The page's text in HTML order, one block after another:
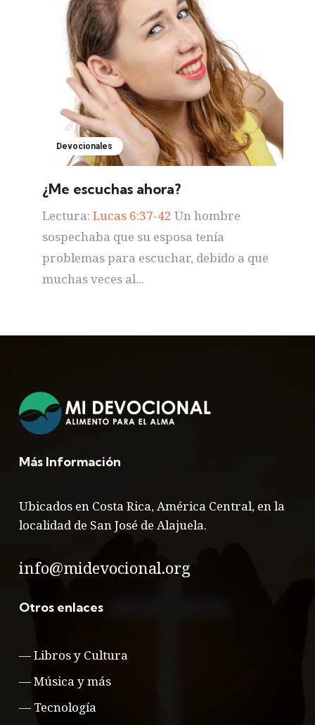
Devocionales
¿Me escuchas ahora?
Lectura: Lucas 6:37-42 Un hombre
sospechaba que su esposa tenía
problemas para escuchar, debido a que
muchas veces al...
Más Información
Ubicados en Costa Rica, América Central, en la
localidad de San José de Alajuela.
info@midevocional.org
Otros enlaces
—Libros y Cultura
—Música y más
— Tecnología